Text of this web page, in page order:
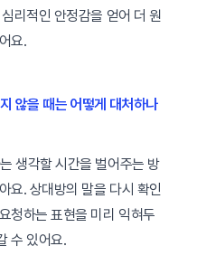
리적인 안정감을 얻어 더 원
요.
않을 때는 어떻게 대처하나
생각할 시간을 벌어주는 방
요. 상대방의 말을 다시 확인
청하는 표현을 미리 익혀두
수 있어요.